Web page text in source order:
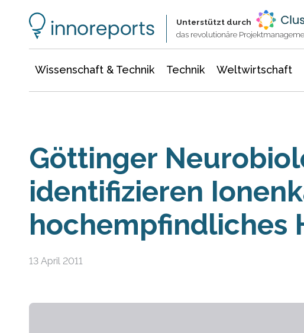
Unterstützt durch
das revolutionäre
Wissenschaft & Technik Technik Weltwirtschaft
Göttinger
identifizieren
hochempfindliches
13 April 2011